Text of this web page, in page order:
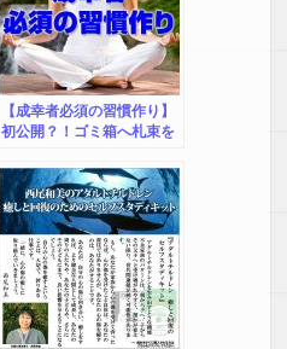
【成幸者必須の習慣作り】
初公開？！ゴミ箱へ札束を
を【無駄な瞑想】に費やし
ていた恥ずかしい人が、た
った33日間で「達人級の瞑
想ビジョン」を手に入れる
秘密の聖典★